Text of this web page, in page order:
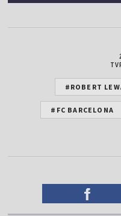
#ROBERT
#FC BARCELONA